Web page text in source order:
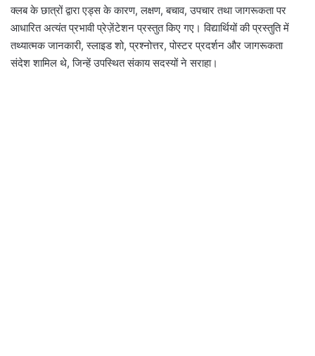
क्लब के छात्रों द्वारा एड्स के कारण, लक्षण, बचाव, उपचार तथा जागरूकता पर
आधारित अत्यंत प्रभावी प्रेज़ेंटेशन प्रस्तुत किए गए। विद्यार्थियों की प्रस्तुति में
तथ्यात्मक जानकारी, स्लाइड शो, प्रश्नोत्तर, पोस्टर प्रदर्शन और जागरूकता
संदेश शामिल थे, जिन्हें उपस्थित संकाय सदस्यों ने सराहा।